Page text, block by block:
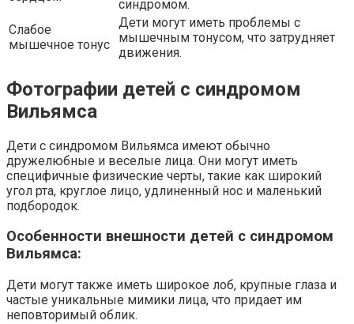
синдромом.
Слабое
мышечное тонус
Дети могут иметь проблемы с
мышечным тонусом, что затрудняет
движения.
Фотографии детей с синдромом
Вильямса
Дети с синдромом Вильямса имеют обычно
дружелюбные и веселые лица. Они могут иметь
специфичные физические черты, такие как широкий
угол рта, круглое лицо, удлиненный нос и маленький
подбородок.
Особенности внешности детей с синдромом
Вильямса:
Дети могут также иметь широкое лоб, крупные глаза и
частые уникальные мимики лица, что придает им
неповторимый облик.